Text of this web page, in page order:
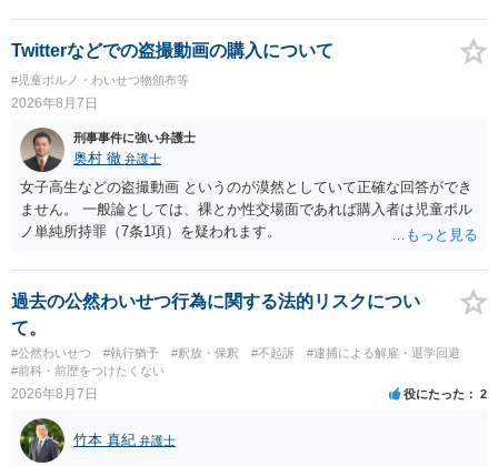
Twitterなどでの盗撮動画の購入について
#児童ポルノ・わいせつ物頒布等
2026年8月7日
刑事事件に強い弁護士
奥村 徹 弁護士
女子高生などの盗撮動画 というのが漠然としていて正確な回答ができ
ません。 一般論としては、裸とか性交場面であれば購入者は児童ポル
ノ単純所持罪（7条1項）を疑われます。
過去の公然わいせつ行為に関する法的リスクについ
て。
#公然わいせつ #執行猶予 #釈放・保釈 #不起訴
#逮捕による解雇・退学回避
#前科・前歴をつけたくない
2026年8月7日 役にたった 2
竹本 真紀 弁護士